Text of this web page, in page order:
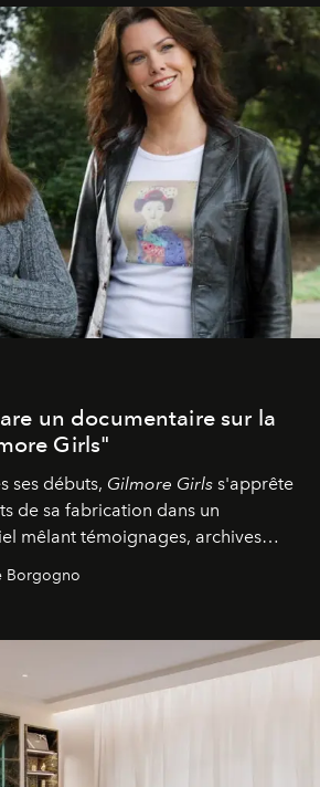
un documentaire sur la
Girls"
ses débuts, Gilmore Girls s'apprête
de sa fabrication dans un
mêlant témoignages, archives
les coulisses d'un phénomène
Borgogno